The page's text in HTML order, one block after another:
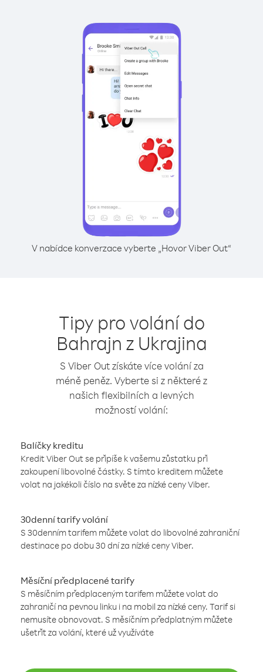
V nabídce konverzace vyberte „Hovor Viber Out“
Tipy pro volání do
Bahrajn z Ukrajina
S Viber Out získáte více volání za
méně peněz. Vyberte si z některé z
našich flexibilních a levných
možností volání:
Balíčky kreditu
Kredit Viber Out se připíše k vašemu zůstatku při
zakoupení libovolné částky. S tímto kreditem můžete
volat na jakékoli číslo na světe za nízké ceny Viber.
30denní tarify volání
S 30denním tarifem můžete volat do libovolné zahraniční
destinace po dobu 30 dní za nízké ceny Viber.
Měsíční předplacené tarify
S měsíčním předplaceným tarifem můžete volat do
zahraničí na pevnou linku i na mobil za nízké ceny. Tarif si
nemusíte obnovovat. S měsíčním předplatným můžete
ušetřit za volání, které už využíváte